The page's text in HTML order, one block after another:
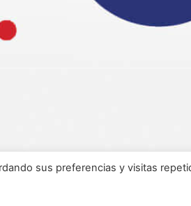
sus preferencias y visitas